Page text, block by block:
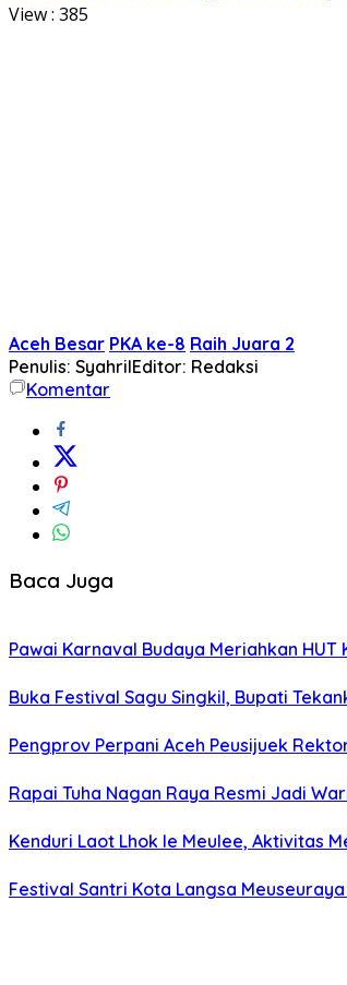
View : 385
Aceh Besar PKA ke-8 Raih Juara 2
Penulis: SyahrilEditor: Redaksi
Komentar
Baca Juga
Pawai Karnaval Budaya Meriahkan HUT
Buka Festival Sagu Singkil, Bupati
Pengprov Perpani Aceh Peusijuek
Rapai Tuha Nagan Raya Resmi Jadi
Kenduri Laot Lhok Ie Meulee, Aktivitas
Festival Santri Kota Langsa